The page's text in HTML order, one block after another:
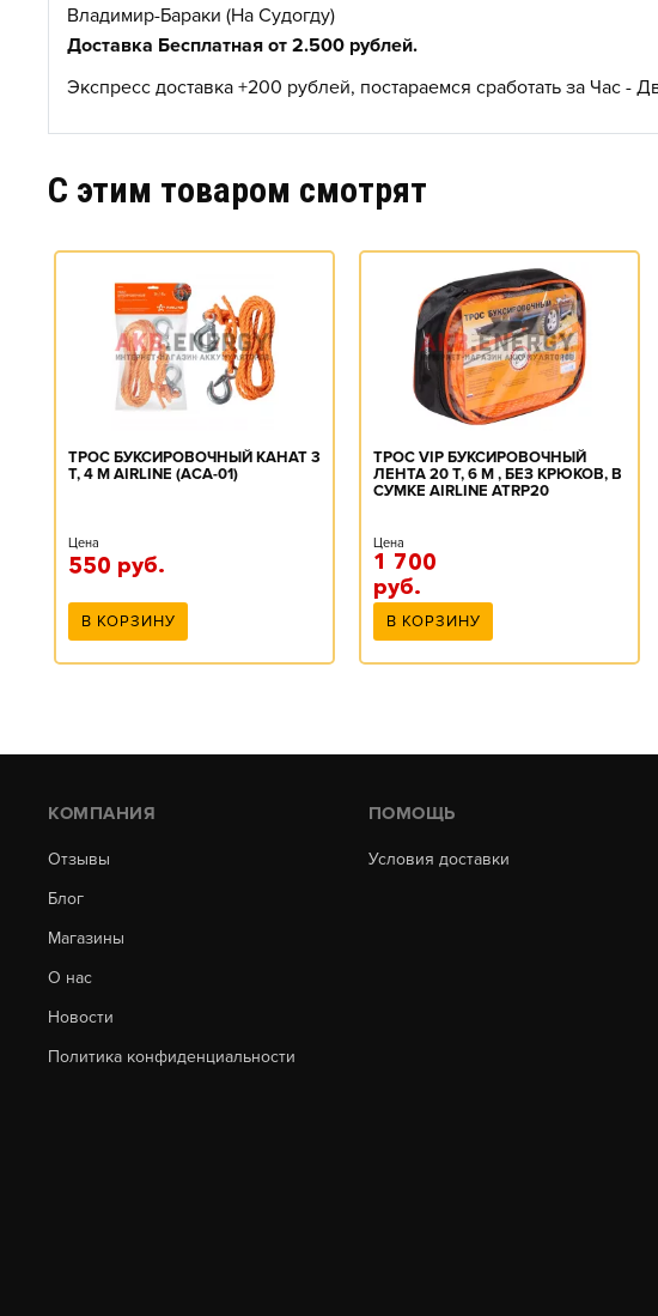
Владимир-Бараки (На Судогду)
Доставка Бесплатная от 2.500 рублей.
Экспресс доставка +200 рублей, постараемся сработать за Час -
C этим товаром смотрят
ТРОС БУКСИРОВОЧНЫЙ КАНАТ 3
Т, 4 М AIRLINE (ACA-01)
Цена
550 руб.
В КОРЗИНУ
ТРОС VIP БУКСИРОВОЧНЫЙ
ЛЕНТА 20 Т, 6 М , БЕЗ КРЮКОВ, В
СУМКЕ AIRLINE ATRP20
Цена
1 700
руб.
В КОРЗИНУ
КОМПАНИЯ
Отзывы
Блог
Магазины
О нас
Новости
Политика конфиденциальности
ПОМОЩЬ
Условия доставки